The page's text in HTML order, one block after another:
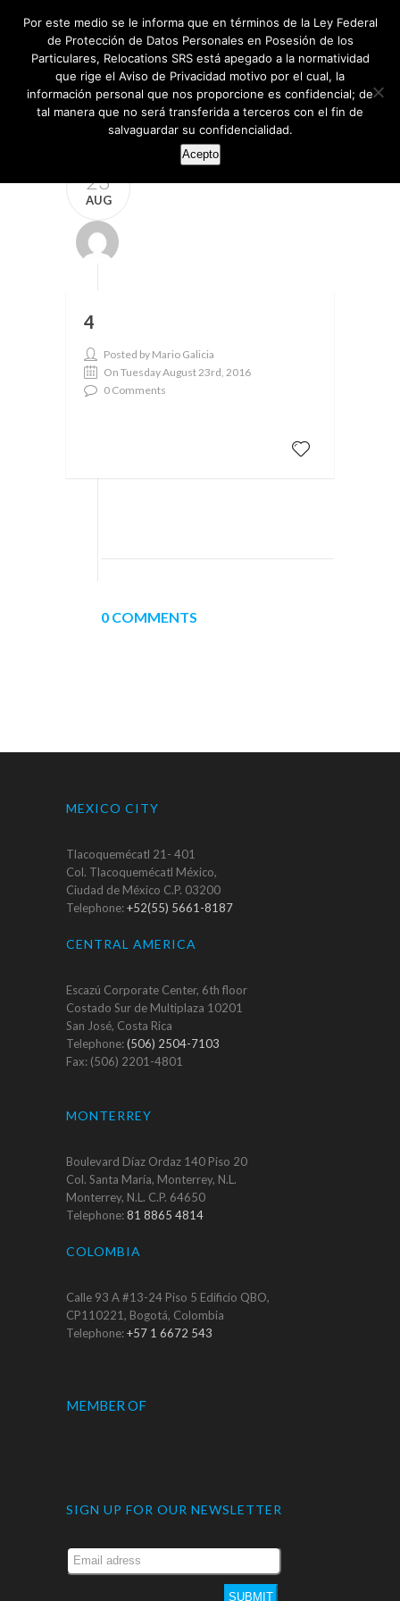
23
AUG
4
Posted by Mario Galicia
On Tuesday August 23rd, 2016
0 Comments
0 COMMENTS
MEXICO CITY
Tlacoquemécatl 21- 401
Col. Tlacoquemécatl México,
Ciudad de México C.P. 03200
Telephone:+52(55) 5661-8187
CENTRAL AMERICA
Escazú Corporate Center, 6th floor
Costado Sur de Multiplaza 10201
San José, Costa Rica
Telephone:(506) 2504-7103
Fax: (506) 2201-4801
MONTERREY
Boulevard Díaz Ordaz 140 Piso 20
Col. Santa María, Monterrey, N.L.
Monterrey, N.L. C.P. 64650
Telephone:81 8865 4814
COLOMBIA
Calle 93 A #13-24 Piso 5 Edificio QBO,
CP110221, Bogotá, Colombia
Telephone:+57 1 6672 543
MEMBER OF
SIGN UP FOR OUR NEWSLETTER
SUBMIT
Por este medio se le informa que en términos de la Ley Federal
de Protección de Datos Personales en Posesión de los
Particulares, Relocations SRS está apegado a la normatividad
que rige el Aviso de Privacidad motivo por el cual, la
información personal que nos proporcione es confidencial; de
tal manera que no será transferida a terceros con el fin de
salvaguardar su confidencialidad.
Acepto